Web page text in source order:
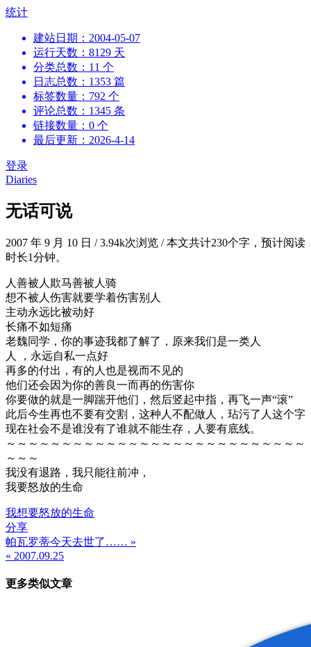
跳
统计
建站日期：2004-05-07
运行天数：8129 天
分类总数：11 个
日志总数：1353 篇
标签数量：792 个
评论总数：1345 条
链接数量：0 个
最后更新：2026-4-14
登录
Diaries
无话可说
2007 年 9 月 10 日 /3.94k次浏览 /本文共计230个字，预计阅读
时长1分钟。
人善被人欺马善被人骑
想不被人伤害就要学着伤害别人
主动永远比被动好
长痛不如短痛
老魏同学，你的事迹我都了解了，原来我们是一类人
人 ，永远自私一点好
再多的付出，有的人也是视而不见的
他们还会因为你的善良一而再的伤害你
你要做的就是一脚踹开他们，然后竖起中指，再飞一声“滚”
此后今生再也不要有交割，这种人不配做人，玷污了人这个字
现在社会不是谁没有了谁就不能生存，人要有底线。
～～～～～～～～～～～～～～～～～～～～～～～～～～～
～～～
我没有退路，我只能往前冲，
我要怒放的生命
我想要怒放的生命
分享
文
导
帕瓦罗蒂今天去世了…… »
« 2007.09.25
更多类似文章